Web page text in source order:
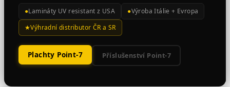
●Lamináty UV resistant z USA ●Výroba Itálie + Evropa
★Výhradní distributor ČR a SR
Plachty Point-7 Příslušenství Point-7